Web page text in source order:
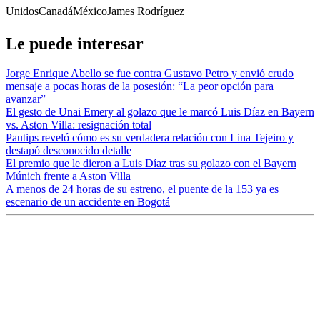
UnidosCanadáMéxicoJames Rodríguez
Le puede interesar
Jorge Enrique Abello se fue contra Gustavo Petro y envió crudo
mensaje a pocas horas de la posesión: “La peor opción para
avanzar”
El gesto de Unai Emery al golazo que le marcó Luis Díaz en Bayern
vs. Aston Villa: resignación total
Pautips reveló cómo es su verdadera relación con Lina Tejeiro y
destapó desconocido detalle
El premio que le dieron a Luis Díaz tras su golazo con el Bayern
Múnich frente a Aston Villa
A menos de 24 horas de su estreno, el puente de la 153 ya es
escenario de un accidente en Bogotá